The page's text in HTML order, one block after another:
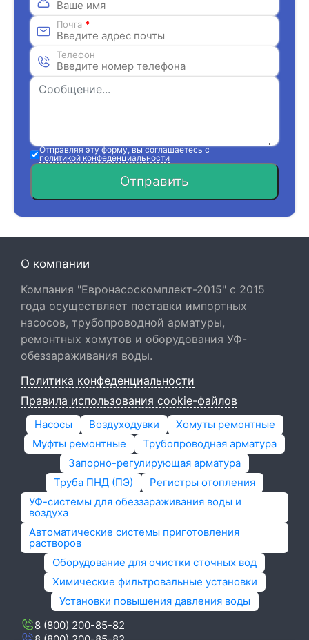
Почта *
Телефон
Отправляя эту форму, вы соглашаетесь с
политикой конфеденциальности
Отправить
О компании
Компания "Евронасоскомплект-2015" с 2015
года осуществляет поставки импортных
насосов, трубопроводной арматуры,
ремонтных хомутов и оборудования УФ-
обеззараживания воды.
Политика конфеденциальности
Правила использования cookie-файлов
Насосы Воздуходувки
Хомуты ремонтные
Муфты ремонтные
Трубопроводная арматура
Запорно-регулирующая арматура
Труба ПНД (ПЭ)
Регистры отопления
УФ-системы для обеззараживания воды и
воздуха
Автоматические системы приготовления
растворов
Оборудование для очистки сточных вод
Химические фильтровальные установки
Установки повышения давления воды
8 (800) 200-85-82